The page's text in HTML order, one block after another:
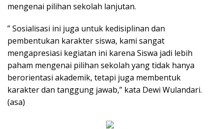
mengenai pilihan sekolah lanjutan.
” Sosialisasi ini juga untuk kedisiplinan dan
pembentukan karakter siswa, kami sangat
mengapresiasi kegiatan ini karena Siswa jadi lebih
paham mengenai pilihan sekolah yang tidak hanya
berorientasi akademik, tetapi juga membentuk
karakter dan tanggung jawab,” kata Dewi Wulandari.
(asa)